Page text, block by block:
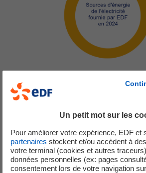
Émissions de CO₂
radioactifs
kilowattheure
Un petit mot sur les
Pour améliorer votre expérience, EDF et
partenaires stockent et/ou accèdent à
votre terminal (cookies et autres
données personnelles (ex: pages
consentement lors de votre navigation